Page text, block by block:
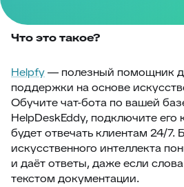
Что это такое?
Helpfy— полезный помощник
поддержки на основе
Обучите чат-бота по вашей
HelpDeskEddy, подключите его
будет отвечать клиентам 24/7.
искусственного интеллекта
и даёт ответы, даже если
текстом документации.